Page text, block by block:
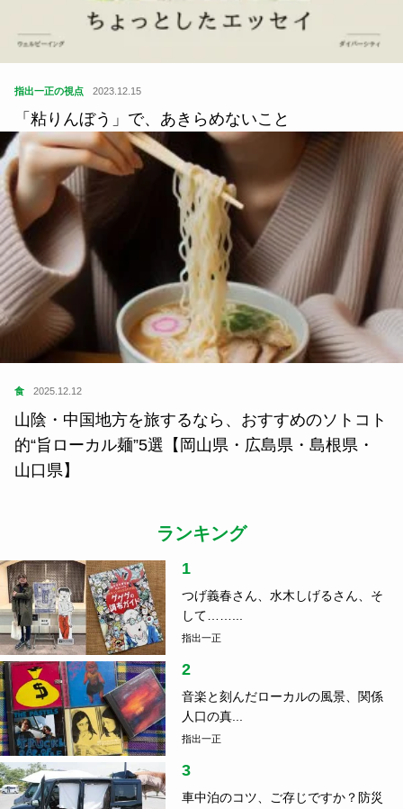
指出一正の視点 2023.12.15
「粘りんぼう」で、あきらめないこと
食 2025.12.12
山陰・中国地方を旅するなら、おすすめのソトコト
的“旨ローカル麺”5選【岡山県・広島県・島根県・
山口県】
ランキング
1
つげ義春さん、水木しげるさん、そ
して……...
指出一正
2
音楽と刻んだローカルの風景、関係
人口の真...
指出一正
3
車中泊のコツ、ご存じですか？防災